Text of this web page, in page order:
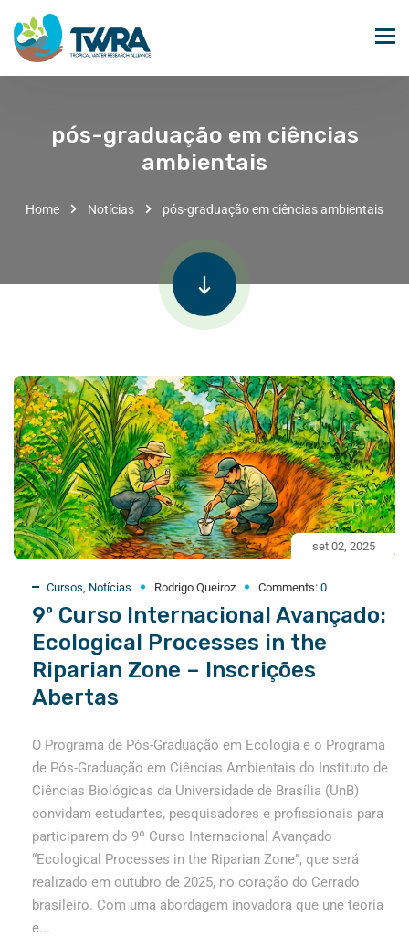
pós-graduação em ciências
ambientais
Home Notícias pós-graduação em ciências ambientais
set 02, 2025
Cursos Notícias Rodrigo Queiroz Comments: 0
9º Curso Internacional Avançado:
Ecological Processes in the
Riparian Zone – Inscrições
Abertas
O Programa de Pós-Graduação em Ecologia e o Programa
de Pós-Graduação em Ciências Ambientais do Instituto de
Ciências Biológicas da Universidade de Brasília (UnB)
convidam estudantes, pesquisadores e profissionais para
participarem do 9º Curso Internacional Avançado
“Ecological Processes in the Riparian Zone”, que será
realizado em outubro de 2025, no coração do Cerrado
brasileiro. Com uma abordagem inovadora que une teoria
e...